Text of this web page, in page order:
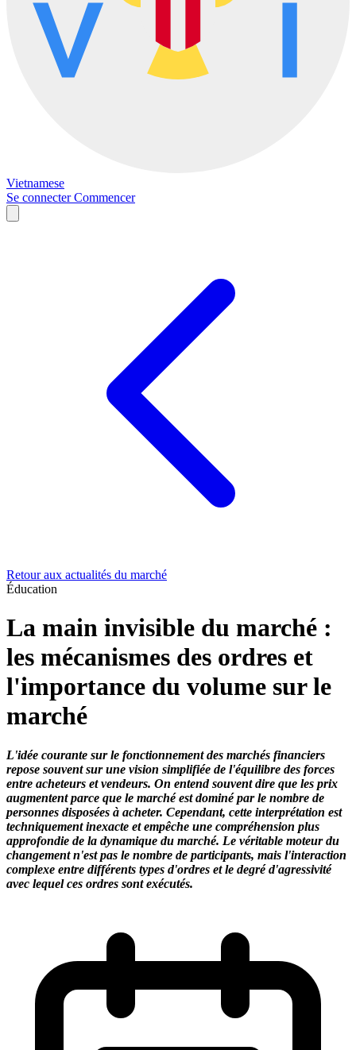
Vietnamese
Se connecterCommencer
Retour aux actualités du marché
Éducation
La main invisible du marché :
les mécanismes des ordres et
l'importance du volume sur le
marché
L'idée courante sur le fonctionnement des marchés financiers
repose souvent sur une vision simplifiée de l'équilibre des forces
entre acheteurs et vendeurs. On entend souvent dire que les prix
augmentent parce que le marché est dominé par le nombre de
personnes disposées à acheter. Cependant, cette interprétation est
techniquement inexacte et empêche une compréhension plus
approfondie de la dynamique du marché. Le véritable moteur du
changement n'est pas le nombre de participants, mais l'interaction
complexe entre différents types d'ordres et le degré d'agressivité
avec lequel ces ordres sont exécutés.